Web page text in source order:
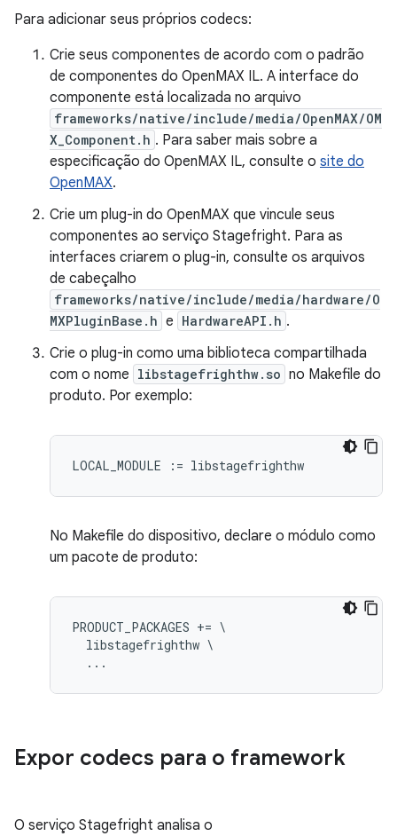
Para adicionar seus próprios codecs:
Crie seus componentes de acordo com o padrão
de componentes do OpenMAX IL. A interface do
componente está localizada no arquivo
frameworks/native/include/media/OpenMAX/OM
X_Component.h . Para saber mais sobre a
especificação do OpenMAX IL, consulte o site do
OpenMAX.
Crie um plug-in do OpenMAX que vincule seus
componentes ao serviço Stagefright. Para as
interfaces criarem o plug-in, consulte os arquivos
de cabeçalho
frameworks/native/include/media/hardware/O
MXPluginBase.h e HardwareAPI.h .
Crie o plug-in como uma biblioteca compartilhada
com o nome libstagefrighthw.so no Makefile do
produto. Por exemplo:
No Makefile do dispositivo, declare o módulo como
um pacote de produto:
PRODUCT_PACKAGES += \
  libstagefrighthw \
Expor codecs para o framework
O serviço Stagefright analisa o